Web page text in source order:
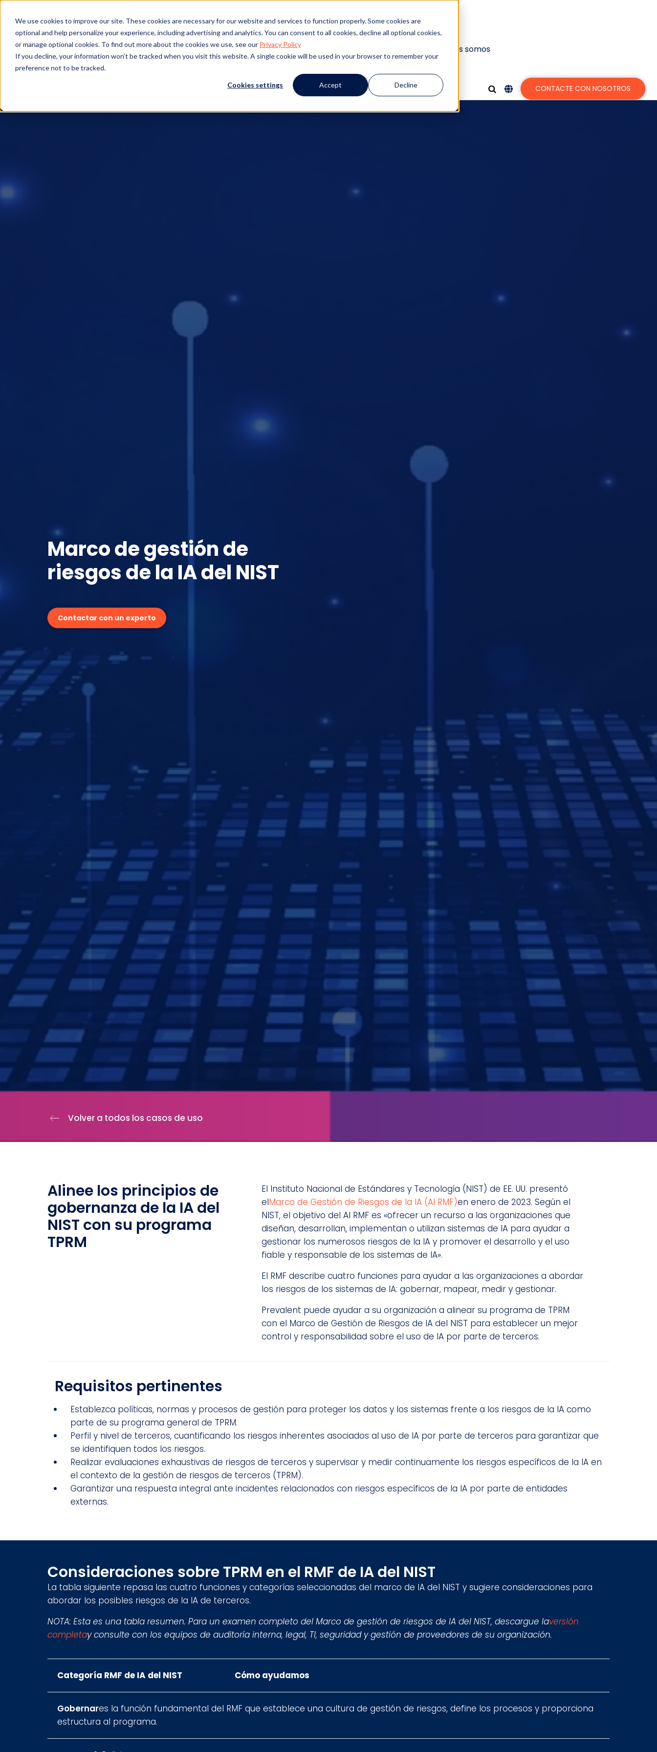
We use cookies to improve our site. These cookies are necessary for our website and services to function properly. Some cookies are
optional and help personalize your experience, including advertising and analytics. You can consent to all cookies, decline all optional cookies,
or manage optional cookies. To find out more about the cookies we use, see our Privacy Policy
If you decline, your information won’t be tracked when you visit this website. A single cookie will be used in your browser to remember your
preference not to be tracked.
Cookies settings Accept Decline
Industrias Soluciones Productos Éxito de los clientes Quiénes somos
CONTACTE CON NOSOTROS
Marco de gestión de
riesgos de la IA del NIST
Contactar con un experto
Volver a todos los casos de uso
Alinee los principios de
gobernanza de la IA del
NIST con su programa
TPRM
El Instituto Nacional de Estándares y Tecnología (NIST) de EE. UU. presentó
elMarco de Gestión de Riesgos de la IA (AI RMF)en enero de 2023. Según el
NIST, el objetivo del AI RMF es «ofrecer un recurso a las organizaciones que
diseñan, desarrollan, implementan o utilizan sistemas de IA para ayudar a
gestionar los numerosos riesgos de la IA y promover el desarrollo y el uso
fiable y responsable de los sistemas de IA».
El RMF describe cuatro funciones para ayudar a las organizaciones a abordar
los riesgos de los sistemas de IA: gobernar, mapear, medir y gestionar.
Prevalent puede ayudar a su organización a alinear su programa de TPRM
con el Marco de Gestión de Riesgos de IA del NIST para establecer un mejor
control y responsabilidad sobre el uso de IA por parte de terceros.
Requisitos pertinentes
Establezca políticas, normas y procesos de gestión para proteger los datos y los sistemas frente a los riesgos de la IA como
parte de su programa general de TPRM.
Perfil y nivel de terceros, cuantificando los riesgos inherentes asociados al uso de IA por parte de terceros para garantizar que
se identifiquen todos los riesgos.
Realizar evaluaciones exhaustivas de riesgos de terceros y supervisar y medir continuamente los riesgos específicos de la IA en
el contexto de la gestión de riesgos de terceros (TPRM).
Garantizar una respuesta integral ante incidentes relacionados con riesgos específicos de la IA por parte de entidades
externas.
Consideraciones sobre TPRM en el RMF de IA del NIST
La tabla siguiente repasa las cuatro funciones y categorías seleccionadas del marco de IA del NIST y sugiere consideraciones para
abordar los posibles riesgos de la IA de terceros.
NOTA: Esta es una tabla resumen. Para un examen completo del Marco de gestión de riesgos de IA del NIST, descargue laversión
completay consulte con los equipos de auditoría interna, legal, TI, seguridad y gestión de proveedores de su organización.
Categoría RMF de IA del NIST Cómo ayudamos
Gobernares la función fundamental del RMF que establece una cultura de gestión de riesgos, define los procesos y proporciona
estructura al programa.